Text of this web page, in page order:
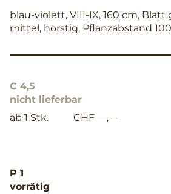
blau-violett, VIII-IX, 160 cm, Blatt
mittel, horstig, Pflanzabstand
C 4,5
nicht lieferbar
ab 1 Stk.
CHF __,__
P 1
vorrätig